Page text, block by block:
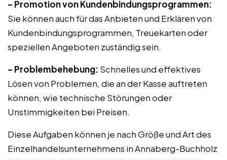
– Promotion von Kundenbindungsprogrammen:
Sie können auch für das Anbieten und Erklären von
Kundenbindungsprogrammen, Treuekarten oder
speziellen Angeboten zuständig sein.
– Problembehebung: Schnelles und effektives
Lösen von Problemen, die an der Kasse auftreten
können, wie technische Störungen oder
Unstimmigkeiten bei Preisen.
Diese Aufgaben können je nach Größe und Art des
Einzelhandelsunternehmens in Annaberg-Buchholz